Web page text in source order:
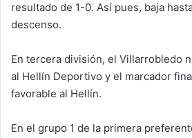
resultado de 1-0. Así pues, baja
descenso.
En tercera división, el Villarrobledo
al Hellín Deportivo y el marcador
favorable al Hellín.
En el grupo 1 de la primera